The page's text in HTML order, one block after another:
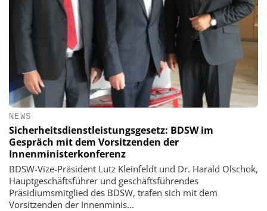
NEWS
Sicherheitsdienstleistungsgesetz: BDSW im
Gespräch mit dem Vorsitzenden der
Innenministerkonferenz
BDSW-Vize-Präsident Lutz Kleinfeldt und Dr. Harald Olschok,
Hauptgeschäftsführer und geschäftsführendes
Präsidiumsmitglied des BDSW, trafen sich mit dem
Vorsitzenden der Innenminis...